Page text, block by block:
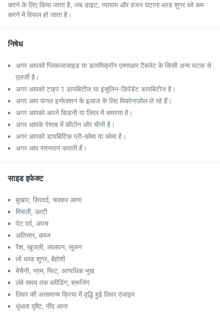
करने के लिए किया जाता है, जब डाइट, व्यायाम और वजन घटाना ब्लड शुगर को कम
करने में विफल हो जाता है।
निषेध
अगर आपको ग्लिकलाजाइड या डायमिक्रॉन एक्सआर टैबलेट के किसी अन्य घटक से
एलर्जी है।
अगर आपको टाइप 1 डायबिटीज या इंसुलिन-डिपेंडेंट डायबिटीज है।
अगर आप फंगल इन्फेक्शन के इलाज के लिए मिकोनाज़ोल ले रहे हैं।
अगर आपको अपने किडनी या लिवर में समस्या है।
अगर आपके पेशाब में कीटोन और चीनी है।
अगर आपको डायबिटिक प्री-कोमा या कोमा है।
अगर आप स्तनपान कराती हैं।
साइड इफेक्ट
बुखार, सिरदर्द, चक्कर आना
मिचली, उल्टी
पेट दर्द, अपच
अतिसार, कब्ज
रैश, खुजली, लालपन, सूजन
लो ब्लड शुगर, बेहोशी
बेचैनी, भ्रम, फिट, अत्यधिक भूख
लंबे समय तक ब्लीडिंग, ब्रूजिंग
लिवर की असामान्य क्रिया में वृद्धि हुई लिवर एंजाइम
धुंधला दृष्टि, नींद आना